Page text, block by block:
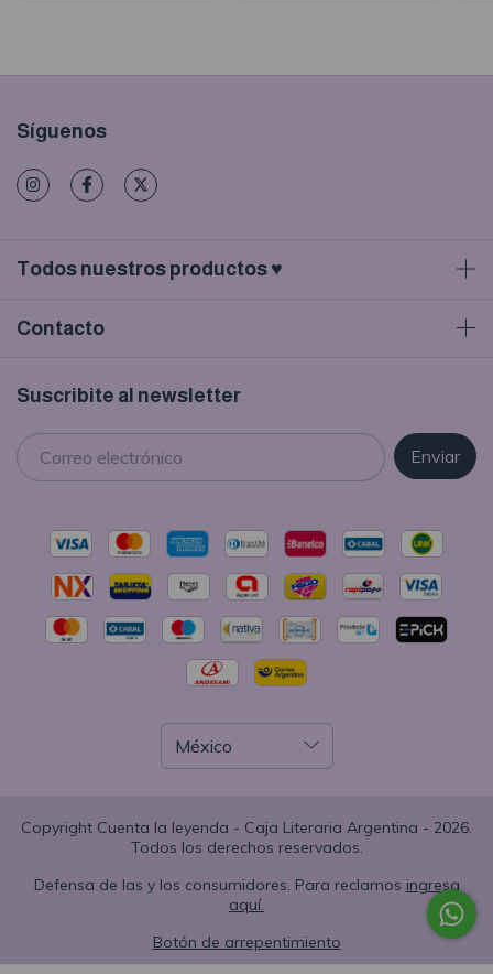
Síguenos
Todos nuestros productos ♥
Contacto
Suscribite al newsletter
Copyright Cuenta la leyenda - Caja Literaria Argentina - 2026.
Todos los derechos reservados.
Defensa de las y los consumidores. Para reclamos ingresa
aquí.
Botón de arrepentimiento